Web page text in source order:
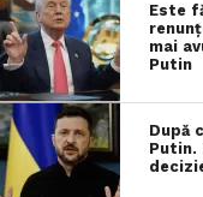
Este
mai
Putin
După
Putin.